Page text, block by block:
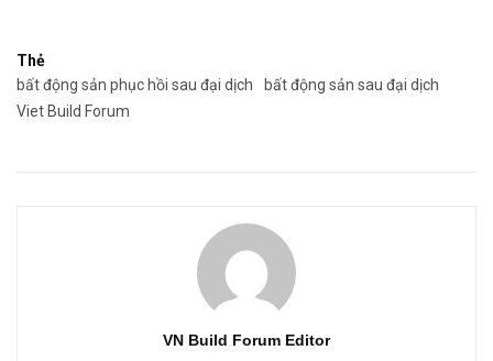
Thẻ
bất động sản phục hồi sau đại dịch
bất động sản sau đại dịch
Viet Build Forum
VN Build Forum Editor